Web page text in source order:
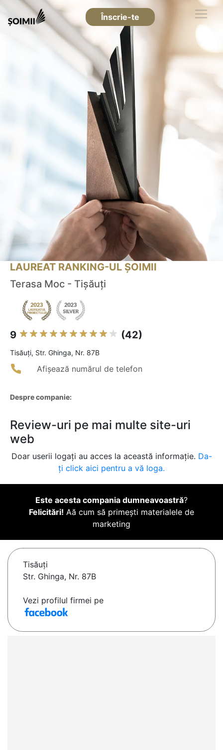
Înscrie-te
LAUREAT RANKING-UL ȘOIMII
Terasa Moc - Tișăuți
9 (42)
Tisăuţi, Str. Ghinga, Nr. 87B
Afișează numărul de telefon
Despre companie:
Review-uri pe mai multe site-uri
web
Doar userii logați au acces la această informație. Da-
ți click aici pentru a vă loga.
Este acesta compania dumneavoastră?
Felicitări! Aă cum să primești materialele de
marketing
Tisăuţi
Str. Ghinga, Nr. 87B
Vezi profilul firmei pe